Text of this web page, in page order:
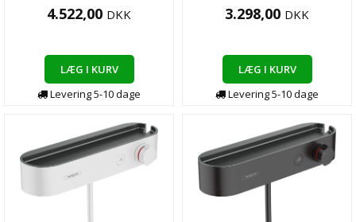
4.522,00 DKK
LÆG I KURV
Levering5-10dage
3.298,00 DKK
LÆG I KURV
Levering5-10dage